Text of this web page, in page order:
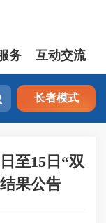
务 互动交流
长者模式
至15日“双
果公告